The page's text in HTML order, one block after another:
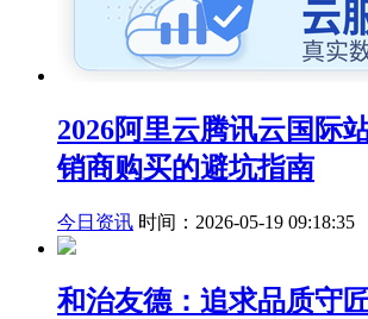
2026阿里云腾讯云国际
销商购买的避坑指南
今日资讯 时间：2026-05-19 09:18:35
和治友德：追求品质守